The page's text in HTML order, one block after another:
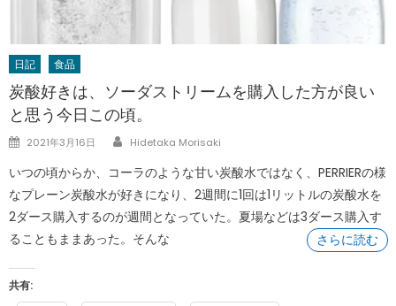
日記 食品
炭酸好きは、ソーダストリームを購入した方が良い
と思う今日この頃。
Posted
2021年3月16日 Author
Hidetaka Morisaki
いつの頃からか、コーラのような甘い炭酸水ではなく、PERRIERの様
なプレーン炭酸水が好きになり、2週間に1回は1リットルの炭酸水を
2ダース購入するのが週間となっていた。夏場などは3ダース購入す
ることもままあった。そんな
さらに読む
共有: